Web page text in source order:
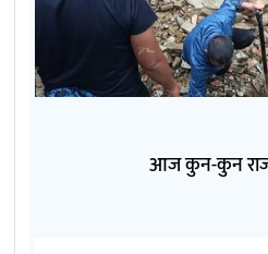
आज कुन-कुन